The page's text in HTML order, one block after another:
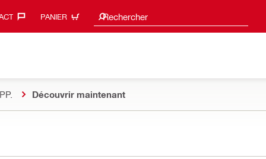
PANIER Rechercher
Suggestions de recherche
Découvrir maintenant